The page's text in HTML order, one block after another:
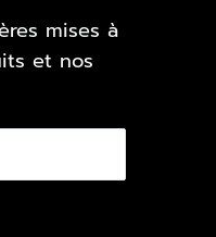
mises à
et nos